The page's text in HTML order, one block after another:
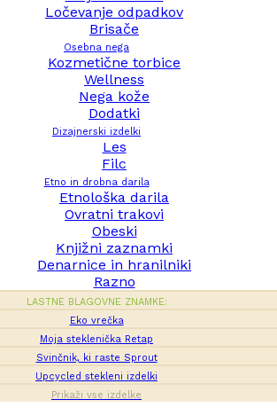
Ločevanje odpadkov
Brisače
Osebna nega
Kozmetične torbice
Wellness
Nega kože
Dodatki
Dizajnerski izdelki
Les
Filc
Etno in drobna darila
Etnološka darila
Ovratni trakovi
Obeski
Knjižni zaznamki
Denarnice in hranilniki
Razno
LASTNE BLAGOVNE ZNAMKE:
Eko vrečka
Moja steklenička Retap
Svinčnik, ki raste Sprout
Upcycled stekleni izdelki
Prikaži vse izdelke